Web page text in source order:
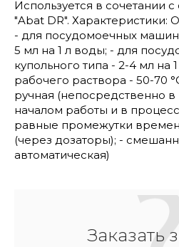
Используется в сочетании
"Abat DR". Характеристики:
- для посудомоечных машин
5 мл на 1 л воды; - для
купольного типа - 2-4 мл на
рабочего раствора - 50-70
ручная (непосредственно
началом работы и в
равные промежутки
(через дозаторы); -
автоматическая)
Заказать